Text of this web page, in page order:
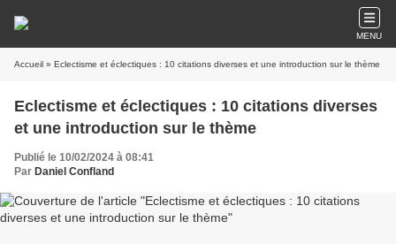
MENU
Accueil » Eclectisme et éclectiques : 10 citations diverses et une introduction sur le thème
Eclectisme et éclectiques : 10 citations diverses
et une introduction sur le thème
Publié le 10/02/2024 à 08:41
Par Daniel Confland